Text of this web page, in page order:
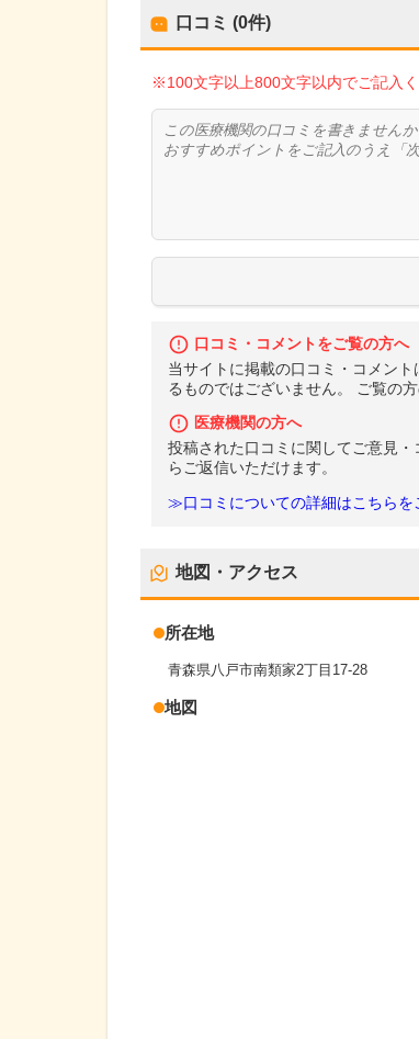
口コミ (0件)
※100文字以上800文字以内でご記入
口コミ・コメントをご覧の方へ
当サイトに掲載の口コミ・コメン
るものではございません。 ご覧の
医療機関の方へ
投稿された口コミに関してご意見
らご返信いただけます。
≫口コミについての詳細はこちらを
地図・アクセス
所在地
青森県八戸市南類家2丁目17-28
地図